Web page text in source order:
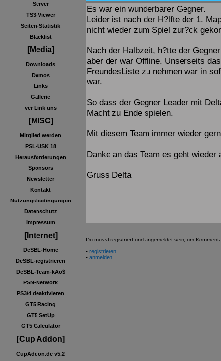
Server
TS3-Viewer
Seiten-Statistik
Blacklist
[Media]
Downloads
Demos
Links
Gallerie
ver Link uns
[MISC]
Mitglied werden
PSL-USK 18
Herausforderungen
Sponsors
Newsletter
Kontakt
Nutzungsbedingungen
Datenschutz
Impressum
[Internet]
DeSBL-Home
DeSBL-registrieren
DeSBL-Team-kAo$
PSN-Network
PS3/4 deaktivieren
GT5 Racing
GT5 SetUp
GT5 Calculator
[Cup Addon]
CupAddon.de v5.2
Es war ein wunderbarer Gegner.
Leider ist nach der H?lfte der 1.
nicht wieder zum Spiel zur?ck
Nach der Halbzeit, h?tte der
aber der war Offline. Unserseits
FreundesListe zu nehmen war in
war.
So dass der Gegner Leader mit
Macht zu Ende spielen.
Mit diesem Team immer wieder
Danke an das Team es geht wieder
Gruss Delta
Du musst registriert und angemeldet sein, um
• registrieren
• anmelden